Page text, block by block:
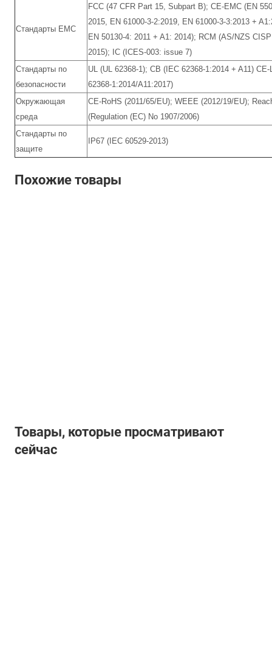
Стандарты EMC
FCC (47 CFR Part 15, Subpart B); CE-EMC (EN
2015, EN 61000-3-2:2019, EN 61000-3-3:2013 +
EN 50130-4: 2011 + A1: 2014); RCM (AS/NZS
2015); IC (ICES-003: issue 7)
Стандарты по
безопасности
UL (UL 62368-1); CB (IEC 62368-1:2014 + A11) CE-
62368-1:2014/A11:2017)
Окружающая
среда
CE-RoHS (2011/65/EU); WEEE (2012/19/EU);
(Regulation (EC) No 1907/2006)
Стандарты по
защите
IP67 (IEC 60529-2013)
Похожие товары
Товары, которые просматривают
сейчас